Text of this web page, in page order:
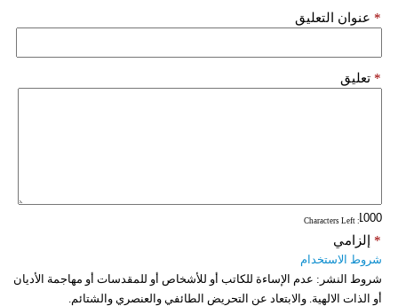
وتكنولوجيا
عنوان التعليق *
تعليق *
: Characters Left
إلزامي *
شروط الاستخدام
شروط النشر: عدم الإساءة للكاتب أو للأشخاص أو للمقدسات أو مهاجمة الأديان
أو الذات الالهية. والابتعاد عن التحريض الطائفي والعنصري والشتائم.